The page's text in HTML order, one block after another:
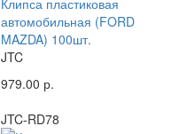
Клипса пластиковая
автомобильная (FORD
MAZDA) 100шт.
JTC
979.00 р.
JTC-RD78